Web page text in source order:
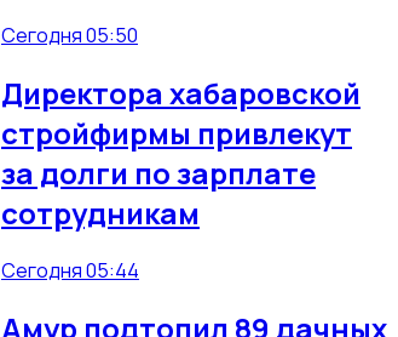
Сегодня 05:50
Директора хабаровской
стройфирмы привлекут
за долги по зарплате
сотрудникам
Сегодня 05:44
Амур подтопил 89 дачных